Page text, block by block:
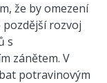
že by omezení
rozvoj
s
zánětem. V
potravinovým